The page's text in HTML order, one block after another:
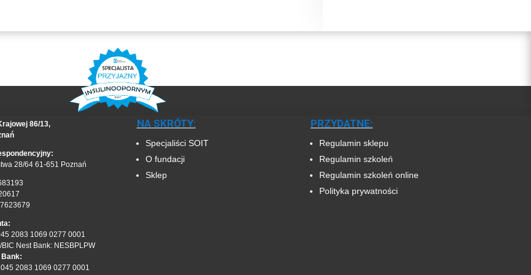
86/13,
28/64 61-651 Poznań
2083 1069 0277 0001
BIC Nest Bank: NESBPLPW
2083 1069 0277 0001
NA SKRÓTY:
Specjaliści SOIT
O fundacji
Sklep
PRZYDATNE:
Regulamin sklepu
Regulamin szkoleń
Regulamin szkoleń online
Polityka prywatności